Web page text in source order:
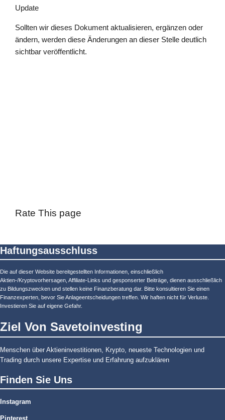
Update
Sollten wir dieses Dokument aktualisieren, ergänzen oder
ändern, werden diese Änderungen an dieser Stelle deutlich
sichtbar veröffentlicht.
Rate This page
Haftungsausschluss
Die auf dieser Website bereitgestellten Informationen, einschließlich
Aktien-/Kryptovorhersagen, Affiliate-Links und gesponserter Beiträge, dienen ausschließlich
zu Bildungszwecken und stellen keine Finanzberatung dar. Bitte konsultieren Sie einen
Finanzexperten, bevor Sie Anlageentscheidungen treffen. Wir haften nicht für Verluste.
Investieren Sie auf eigene Gefahr.
Ziel Von Savetoinvesting
Menschen über Aktieninvestitionen, Krypto, neueste Technologien und
Trading durch unsere Expertise und Erfahrung aufzuklären
Finden Sie Uns
Instagram
Pinterest